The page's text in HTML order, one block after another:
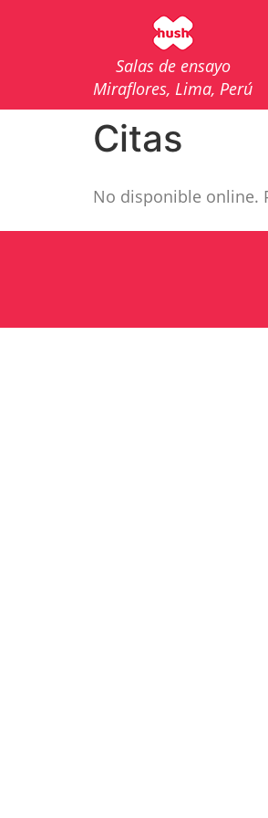
Salas de ensayo
Miraflores, Lima, Perú
Citas
No disponible online.